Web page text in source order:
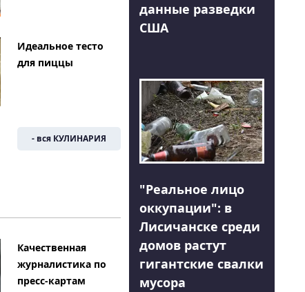
Идеальное тесто
для пиццы
- вся КУЛИНАРИЯ
Качественная
журналистика по
пресс-картам
данные разведки
США
"Реальное лицо
оккупации": в
Лисичанске среди
домов растут
гигантские свалки
мусора